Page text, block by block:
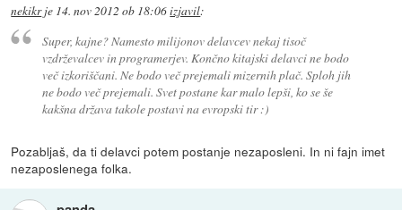
nekikrje 14. nov 2012 ob 18:06izjavil:
Super, kajne? Namesto milijonov delavcev nekaj tisoč
vzdrževalcev in programerjev. Končno kitajski delavci ne bodo
več izkoriščani. Ne bodo več prejemali mizernih plač. Sploh jih
ne bodo več prejemali. Svet postane kar malo lepši, ko se še
kakšna država takole postavi na evropski tir :)
Pozabljaš, da ti delavci potem postanje nezaposleni. In ni fajn imet
nezaposlenega folka.